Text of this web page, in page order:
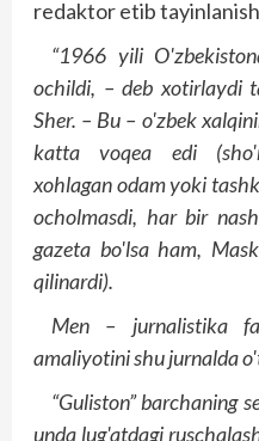
redaktor etib
“1966 yili
ochildi, – deb xotirlaydi
Sher. – Bu – o'zbek
katta voqea edi
xohlagan odam yoki
ocholmasdi, har bir
gazeta bo'lsa ham,
qilinardi).
Men – jurnalistika
amaliyotini shu jurnalda
“Guliston” barchaning
unda lug'atdagi